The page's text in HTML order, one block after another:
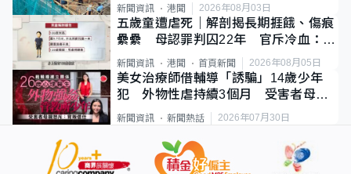
新聞資訊 港聞 2026年08月03日
五歲童遭虐死｜解剖揭長期捱餓、傷痕
纍纍 母認罪判囚22年 官斥冷血：同
類案最惡劣
新聞資訊 港聞 首頁新聞 2026年08月05日
美女治療師借輔導「誘騙」14歲少年
犯 外物性虐持續3個月 受害者母：
要保護其他人
新聞資訊 新聞熱話 2026年07月30日